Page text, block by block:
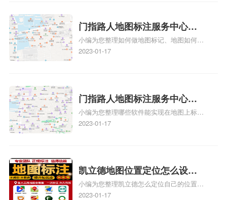
情可查看下方正文！
门指路人地图标注服务中心如
何做花小猪打车地图位置标
记？门指路人地图标注服务中
小编为您整理如何做地图标记、地图如何做
标记、so搜街景中如何做标记、360e启花贷
关地图标注知识，详情可查看下方正文！
2023-01-17
门指路人地图标注服务中心地
图位置地址标记？门指路人地
图标注服务中心苹果地图位置
小编为您整理哪些软件能实现在地图上标记
门指路人地图标注服务中心位置、门指路人
门指路人地图标注服务中心地址标注上地图
怎么弄相关地图标注知识，详情可查看下方
正文！
2023-01-17
凯立德地图位置定位怎么设置
自己的指路人地图标注服务中
小编为您整理凯立德怎么定位自己的位置
啊、手机凯立德地图定位怎么设置往上走、
2023-01-17